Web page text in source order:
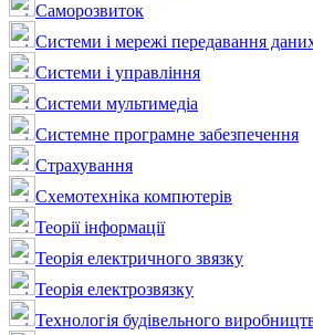
Саморозвиток
Системи і мережі передавання
Системи і управління
Системи мультимедіа
Системне програмне забезпечення
Страхування
Схемотехніка компютерів
Теорії інформації
Теорія електричного звязку
Теорія електрозвязку
Технологія будівельного